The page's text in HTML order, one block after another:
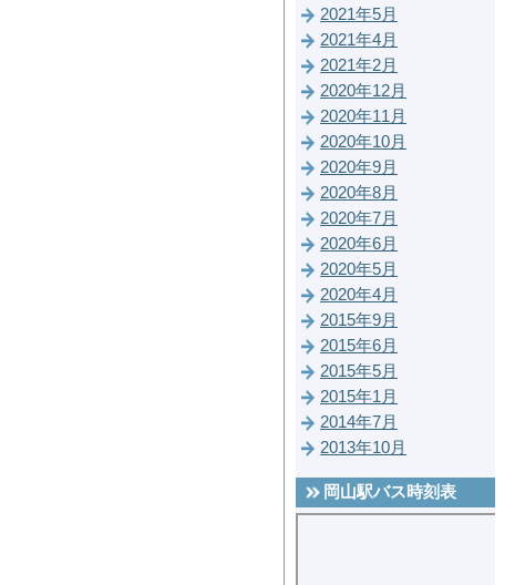
2021年5月
2021年4月
2021年2月
2020年12月
2020年11月
2020年10月
2020年9月
2020年8月
2020年7月
2020年6月
2020年5月
2020年4月
2015年9月
2015年6月
2015年5月
2015年1月
2014年7月
2013年10月
岡山駅バス時刻表